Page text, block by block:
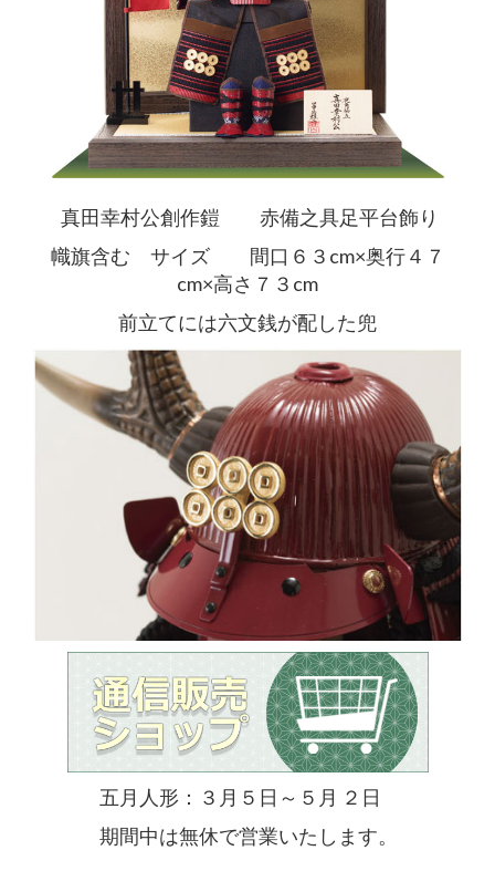
真田幸村公創作鎧 赤備之具足平台飾り
幟旗含む サイズ 間口６３cm×奥行４７
cm×高さ７３cm
前立てには六文銭が配した兜
五月人形：３月５日～５月 ２日
期間中は無休で営業いたします。